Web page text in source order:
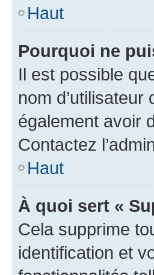
Haut
Pourquoi ne
Il est possible
nom
également avoir
Contactez
Haut
À quoi sert «
Cela supprime
identification et